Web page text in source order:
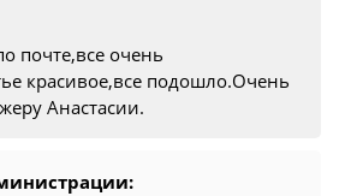
почте,все очень
красивое,все подошло.Очень
Анастасии.